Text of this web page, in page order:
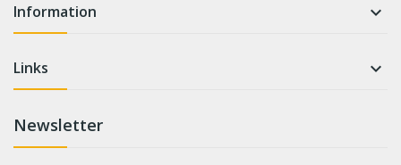
Information 
Links 
Newsletter